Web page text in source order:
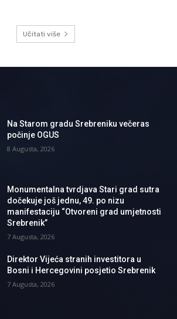
Učitati više
Na Starom gradu Srebreniku večeras
počinje OGUS
8 Augusta, 2026
Monumentalna tvrdjava Stari grad sutra
dočekuje još jednu, 49. po nizu
manifestaciju “Otvoreni grad umjetnosti
Srebrenik”
7 Augusta, 2026
Direktor Vijeća stranih investitora u
Bosni i Hercegovini posjetio Srebrenik
7 Augusta, 2026